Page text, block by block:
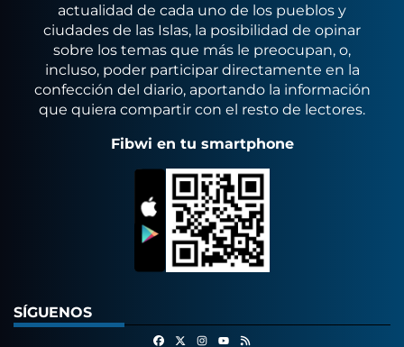
actualidad de cada uno de los pueblos y
ciudades de las Islas, la posibilidad de opinar
sobre los temas que más le preocupan, o,
incluso, poder participar directamente en la
confección del diario, aportando la información
que quiera compartir con el resto de lectores.
Fibwi en tu smartphone
SÍGUENOS
FacebookInstagram